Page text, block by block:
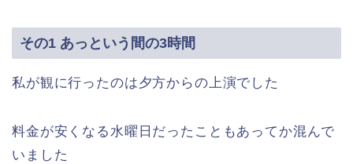
その1 あっという間の3時間
私が観に行ったのは夕方からの上演でした
料金が安くなる水曜日だったこともあってか混んで
いました